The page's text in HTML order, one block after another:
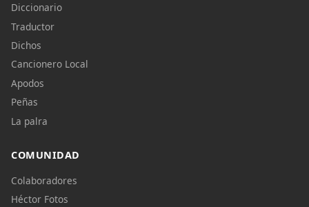
Diccionario
Traductor
Dichos
Cancionero Local
Apodos
Peñas
La palra
COMUNIDAD
Colaboradores
Héctor Fotos